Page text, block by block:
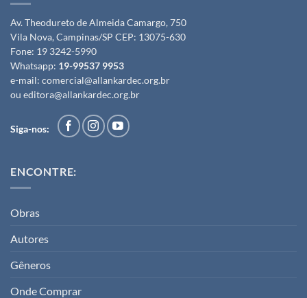
Av. Theodureto de Almeida Camargo, 750
Vila Nova, Campinas/SP CEP: 13075-630
Fone: 19 3242-5990
Whatsapp: 19-99537 9953
e-mail: comercial@allankardec.org.br
ou editora@allankardec.org.br
Siga-nos:
ENCONTRE:
Obras
Autores
Gêneros
Onde Comprar